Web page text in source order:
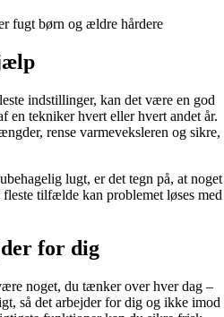
fugt børn og ældre hårdere
indstillinger, kan det være en god
en tekniker hvert eller hvert andet år.
rense varmeveksleren og sikre,
lugt, er det tegn på, at noget
tilfælde kan problemet løses med
for dig
noget, du tænker over hver dag –
så det arbejder for dig og ikke imod